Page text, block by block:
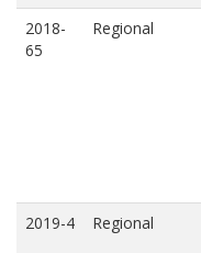
2018-
65
Regional
2019-4 Regional